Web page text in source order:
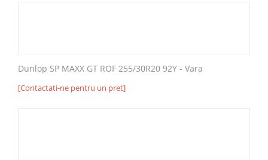
Dunlop SP MAXX GT ROF 255/30R20 92Y - Vara
[Contactati-ne pentru un pret]